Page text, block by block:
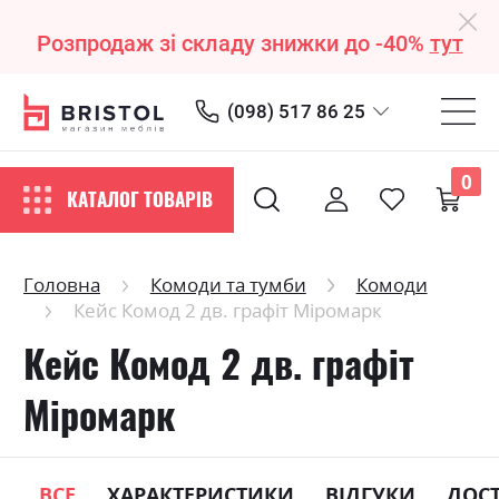
Розпродаж зі складу знижки до -40% тут
(098) 517 86 25
КАТАЛОГ ТОВАРІВ
0
Головна Комоди та тумби
Комоди
Кейс Комод 2 дв. графіт Міромарк
Кейс Комод 2 дв. графіт
Міромарк